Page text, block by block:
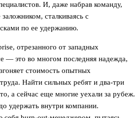
И, даже набрав команду,
сталкиваясь с
по ее удержанию.
отрезанного от западных
— это во многом последняя надежда,
стоимость опытных
Найти сильных ребят и два-три
а сейчас еще многие уехали за рубеж.
удержать внутри компании.